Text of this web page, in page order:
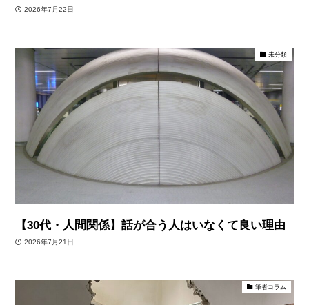
2026年7月22日
未分類
【30代・人間関係】話が合う人はいなくて良い理由
2026年7月21日
筆者コラム